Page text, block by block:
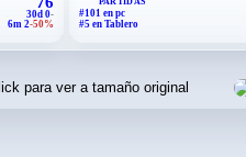
30d 0-
6m 2-50%
#101 en pc
#5 en Tablero